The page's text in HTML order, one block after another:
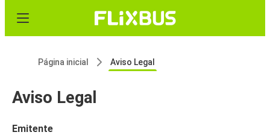
Página inicial Aviso Legal
Aviso Legal
Emitente